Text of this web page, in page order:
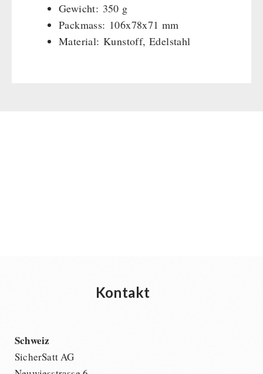
Gewicht: 350 g
Packmass: 106x78x71 mm
Material:Kunstoff, Edelstahl
Kontakt
Schweiz
SicherSatt AG